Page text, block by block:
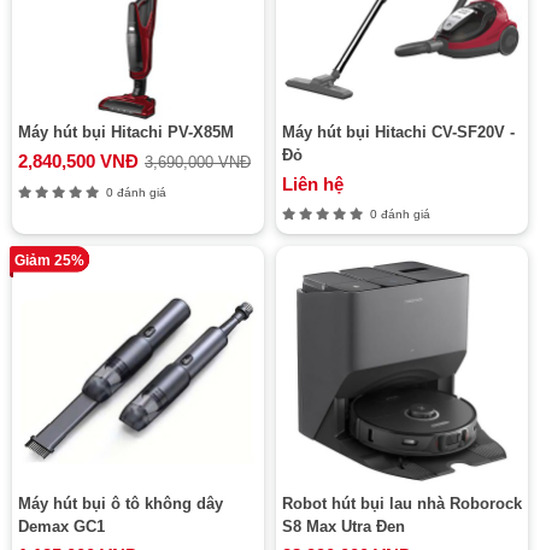
Máy hút bụi Hitachi PV-X85M
2,840,500 VNĐ 3,690,000 VNĐ
0 đánh giá
Máy hút bụi Hitachi CV-SF20V -
Đỏ
Liên hệ
0 đánh giá
Giảm 25%
Máy hút bụi ô tô không dây
Demax GC1
Robot hút bụi lau nhà Roborock
S8 Max Utra Đen